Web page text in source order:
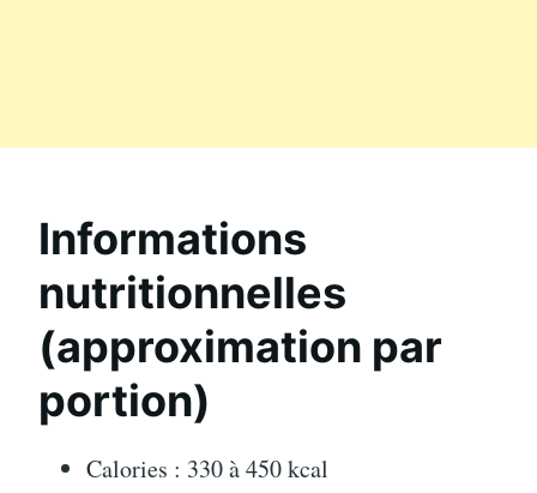
Informations
nutritionnelles
(approximation par
portion)
Calories : 330 à 450 kcal